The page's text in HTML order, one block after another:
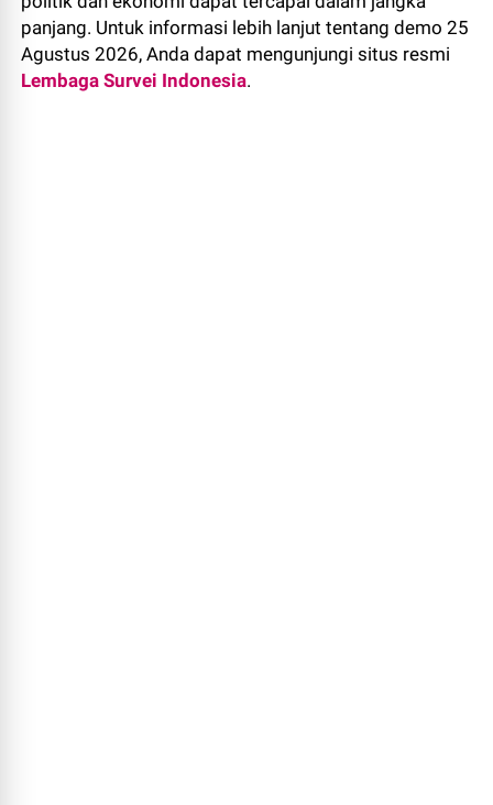
panjang. Untuk informasi lebih lanjut tentang demo 25
Agustus 2026, Anda dapat mengunjungi situs resmi
Lembaga Survei Indonesia.